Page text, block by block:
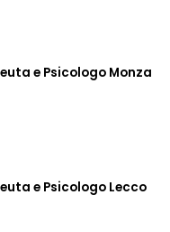
e Psicologo Monza
e Psicologo Lecco